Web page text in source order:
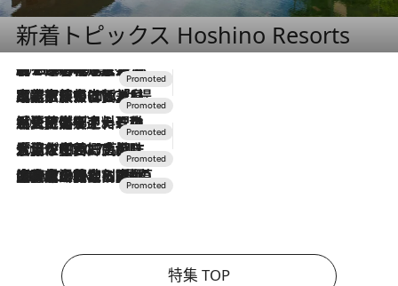
新着トピックス Hoshino Resorts
2026.8.7
【トンボの足水浴】ヒノキの香りに包まれて涼感マックス！約13℃の湧水かけ流しを避暑地「星野温泉 トンボの湯」で体験
2026.7.31
【ホテル帰省】という選択肢をOMOが提案。家族とほどよい距離を保つには「昼は実家、夜は気兼ねなくホテルで！」
2026.7.24
【夏限定ディナーコース】旬を迎える稚鮎や花ズッキーニなどをイタリア・トスカーナの郷土料理の手法で満喫！
2026.7.17
「土佐和ハーブかき氷」がOMO7高知に登場！生姜、山椒、大葉など目にも舌にも涼を呼ぶ郷土の味
2026.7.10
NEW OPEN！【界 草津】名湯の地に誕生。趣の異なる2種の温泉と上州ならではの会席・蕎麦割烹など美食を味わう究極の癒やし旅
特集 TOP